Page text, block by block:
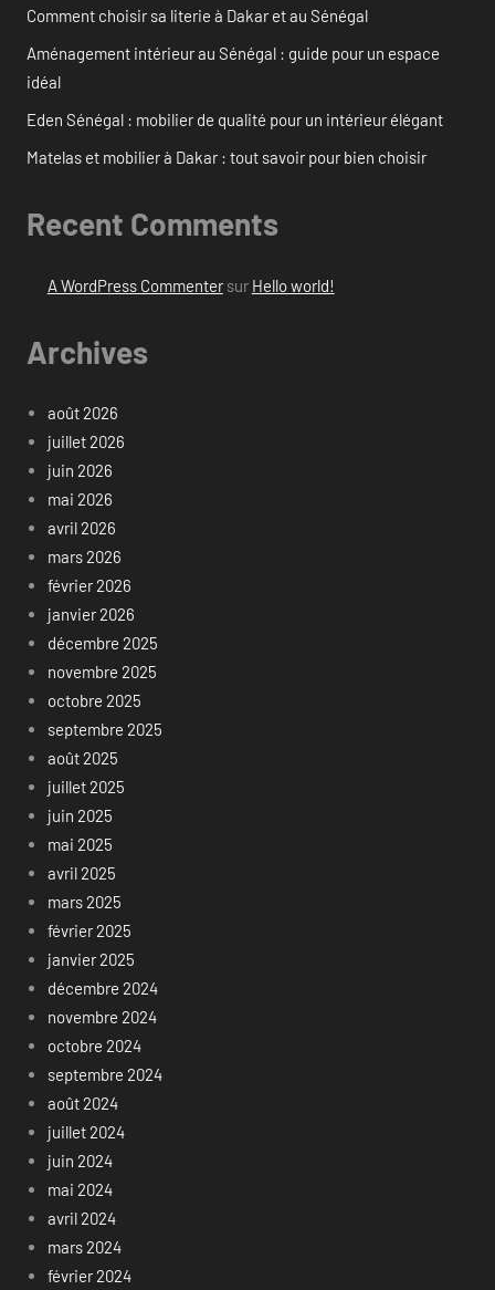
Comment choisir sa literie à Dakar et au Sénégal
Aménagement intérieur au Sénégal : guide pour un espace
idéal
Eden Sénégal : mobilier de qualité pour un intérieur élégant
Matelas et mobilier à Dakar : tout savoir pour bien choisir
Recent Comments
A WordPress Commentersur Hello world!
Archives
août 2026
juillet 2026
juin 2026
mai 2026
avril 2026
mars 2026
février 2026
janvier 2026
décembre 2025
novembre 2025
octobre 2025
septembre 2025
août 2025
juillet 2025
juin 2025
mai 2025
avril 2025
mars 2025
février 2025
janvier 2025
décembre 2024
novembre 2024
octobre 2024
septembre 2024
août 2024
juillet 2024
juin 2024
mai 2024
avril 2024
mars 2024
février 2024